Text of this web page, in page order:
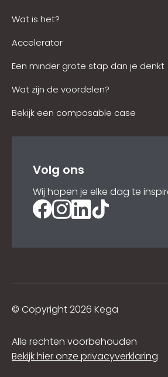
Wat is het?
Accelerator
Een minder grote stap dan je denkt
Wat zijn de voordelen?
Bekijk een composable case
Volg ons
Wij hopen je elke dag te
© Copyright 2026 Kega
Alle rechten voorbehouden
Bekijk hier onze privacyverklaring